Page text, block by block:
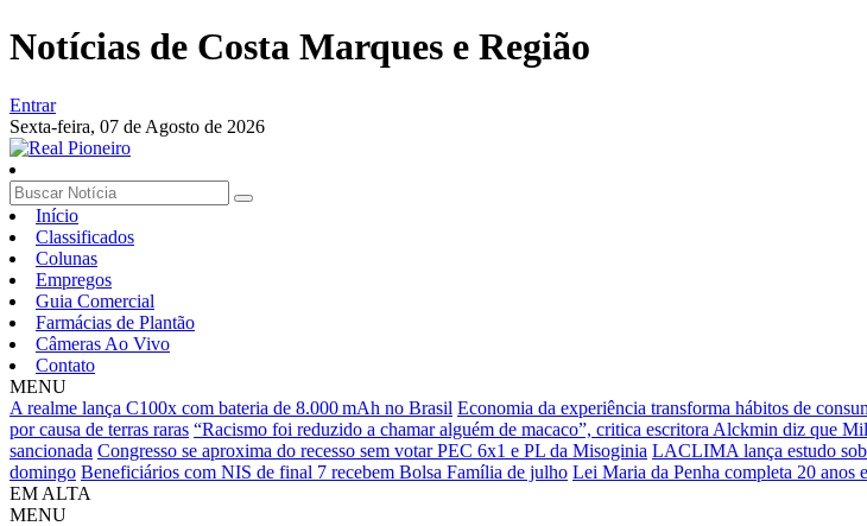
Notícias de Costa Marques e Região
Entrar
Sexta-feira, 07 de Agosto de 2026
Início
Classificados
Colunas
Empregos
Guia Comercial
Farmácias de Plantão
Câmeras Ao Vivo
Contato
MENU
A realme lança C100x com bateria de 8.000 mAh no Brasil Economia da experiência transforma hábitos de
por causa de terras raras “Racismo foi reduzido a chamar alguém de macaco”, critica escritora Alckmin diz que
sancionada Congresso se aproxima do recesso sem votar PEC 6x1 e PL da Misoginia LACLIMA lança estudo
domingo Beneficiários com NIS de final 7 recebem Bolsa Família de julho Lei Maria da Penha completa 20 anos
EM ALTA
MENU